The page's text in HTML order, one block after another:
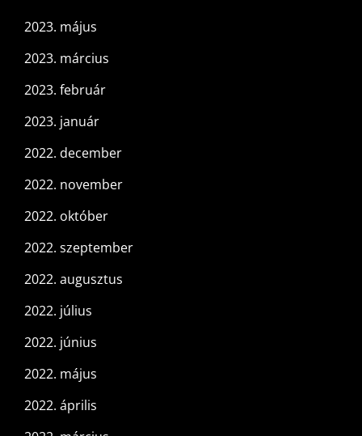
2023. május
2023. március
2023. február
2023. január
2022. december
2022. november
2022. október
2022. szeptember
2022. augusztus
2022. július
2022. június
2022. május
2022. április